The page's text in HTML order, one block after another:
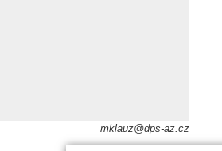
mklauz@dps-az.cz